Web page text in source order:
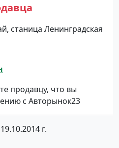
станица Ленинградская
продавцу, что вы
с Авторынок23
г.